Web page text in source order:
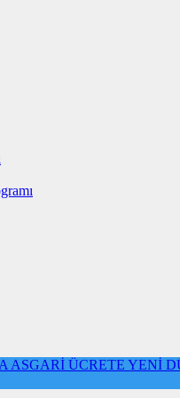
ASGARİ ÜCRETE YENİ